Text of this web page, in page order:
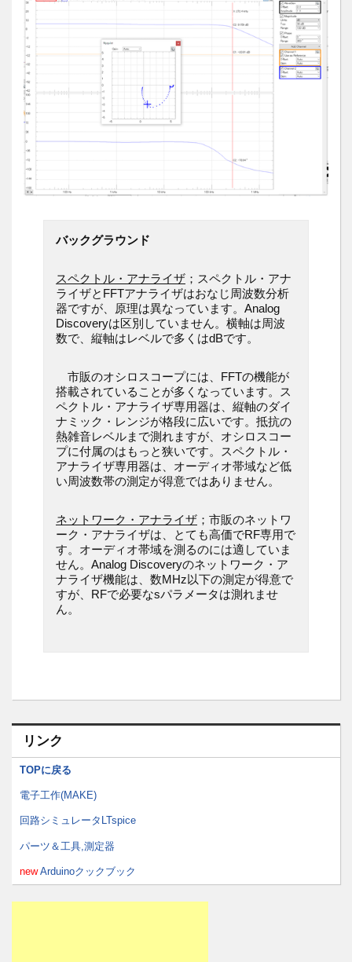
バックグラウンド
スペクトル・アナライザ ；スペクトル・アナ
ライザとFFTアナライザはおなじ周波数分析
器ですが、原理は異なっています。Analog
Discoveryは区別していません。横軸は周波
数で、縦軸はレベルで多くはdBです。
市販のオシロスコープには、FFTの機能が
搭載されていることが多くなっています。ス
ペクトル・アナライザ専用器は、縦軸のダイ
ナミック・レンジが格段に広いです。抵抗の
熱雑音レベルまで測れますが、オシロスコー
プに付属のはもっと狭いです。スペクトル・
アナライザ専用器は、オーディオ帯域など低
い周波数帯の測定が得意ではありません。
ネットワーク・アナライザ ；市販のネットワ
ーク・アナライザは、とても高価でRF専用で
す。オーディオ帯域を測るのには適していま
せん。Analog Discoveryのネットワーク・ア
ナライザ機能は、数MHz以下の測定が得意で
すが、RFで必要なsパラメータは測れませ
ん。
リンク
TOPに戻る
電子工作(MAKE)
回路シミュレータLTspice
パーツ＆工具,測定器
newArduinoクックブック